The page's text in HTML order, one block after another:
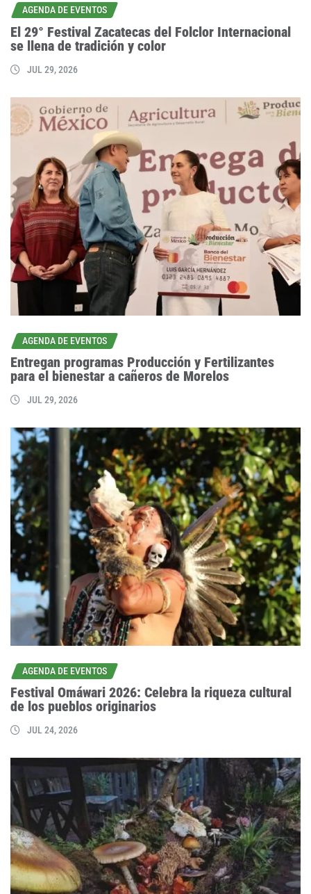
AGENDA DE EVENTOS
El 29° Festival Zacatecas del Folclor Internacional
se llena de tradición y color
JUL 29, 2026
AGENDA DE EVENTOS
Entregan programas Producción y Fertilizantes
para el bienestar a cañeros de Morelos
JUL 29, 2026
AGENDA DE EVENTOS
Festival Omáwari 2026: Celebra la riqueza cultural
de los pueblos originarios
JUL 24, 2026